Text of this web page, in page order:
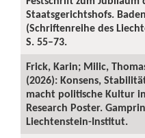
Staatsgerichtshofs.
(Schriftenreihe des
S. 55–73.
Frick, Karin; Milic,
(2026): Konsens,
macht politische Kultur
Research Poster.
Liechtenstein-Institut.